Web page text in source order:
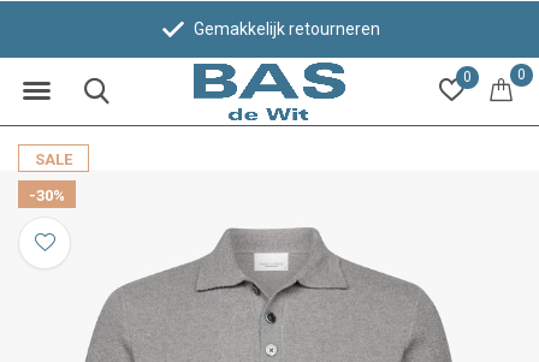
0 0
Gemakkelijk retourneren
SALE
-30%